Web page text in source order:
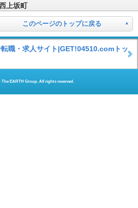
上坂町
このページのトップに戻る
職・求人サイト|GET!04510.comトッ
EARTH Group. All rights reserved.